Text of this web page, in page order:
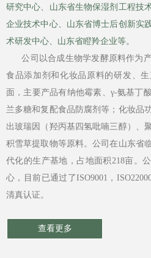
研究中心、山东省生物保湿剂工程技
企业技术中心、山东省博士后创新实
术研发中心、山东省瞪羚企业等。
公司以合成生物学发酵原料作为
食品添加剂和化妆品原料的研发、
面，主要产品有纳他霉素、γ-氨基丁
兰多糖和复配食品防腐剂等；化妆品
出玻瑞因（羟丙基四氢吡喃三醇）、
积雪草提取物等原料。公司在山东省
代化的生产基地，占地面积218亩。
心，目前已通过了ISO9001，
清真认证。
查看更多